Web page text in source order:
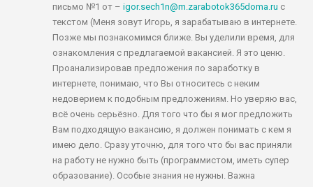
письмо №1 от – igor.sech1n@m.zarabotok365doma.ru с
текстом (Меня зовут Игорь, я зарабатываю в интернете.
Позже мы познакомимся ближе. Вы уделили время, для
ознакомления с предлагаемой вакансией. Я это ценю.
Проанализировав предложения по заработку в
интернете, понимаю, что Вы относитесь с неким
недоверием к подобным предложениям. Но уверяю вас,
всё очень серьёзно. Для того что бы я мог предложить
Вам подходящую вакансию, я должен понимать с кем я
имею дело. Сразу уточню, для того что бы вас приняли
на работу не нужно быть (программистом, иметь супер
образование). Особые знания не нужны. Важна